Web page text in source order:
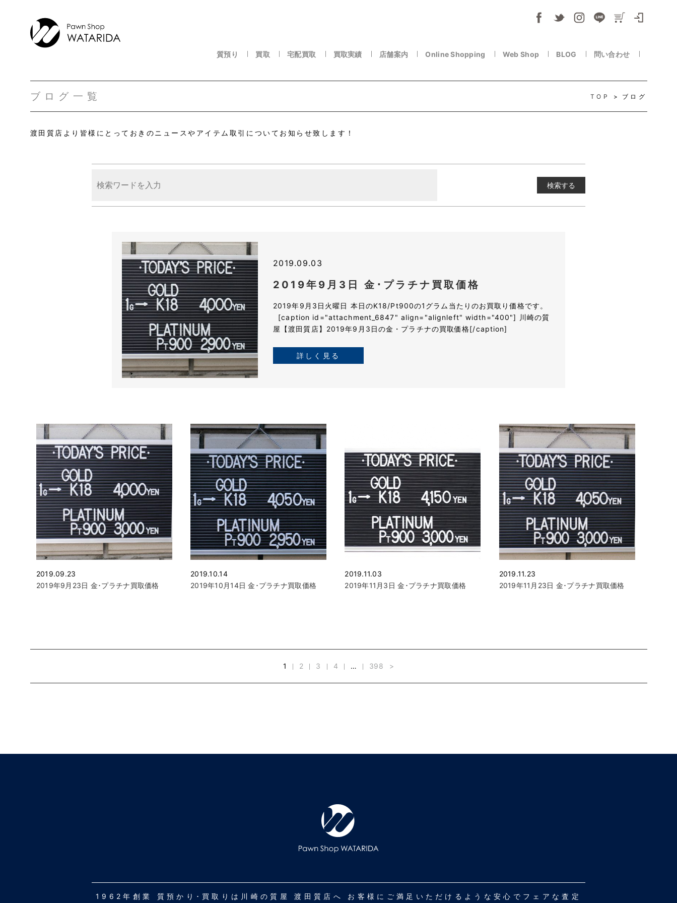
質預り 買取 宅配買取 買取実績 店舗案内 Online Shopping Web Shop BLOG 問い合わせ
ブログ一覧 TOP ブログ
渡田質店より皆様にとっておきのニュースやアイテム取引についてお知らせ致します！
2019.09.03
2019年9月3日 金･プラチナ買取価格
2019年9月3日火曜日 本日のK18/Pt900の1グラム当たりのお買取り価格です。
[caption id="attachment_6847" align="alignleft" width="400"] 川崎の質
屋【渡田質店】2019年9月3日の金・プラチナの買取価格[/caption]
詳しく見る
2019.09.23
2019年9月23日 金･プラチナ買取価格
2019.10.14
2019年10月14日 金･プラチナ買取価格
2019.11.03
2019年11月3日 金･プラチナ買取価格
2019.11.23
2019年11月23日 金･プラチナ買取価格
1 2 3 4 … 398 >
1962年創業 質預かり･買取りは川崎の質屋 渡田質店へ お客様にご満足いただけるような安心でフェアな査定